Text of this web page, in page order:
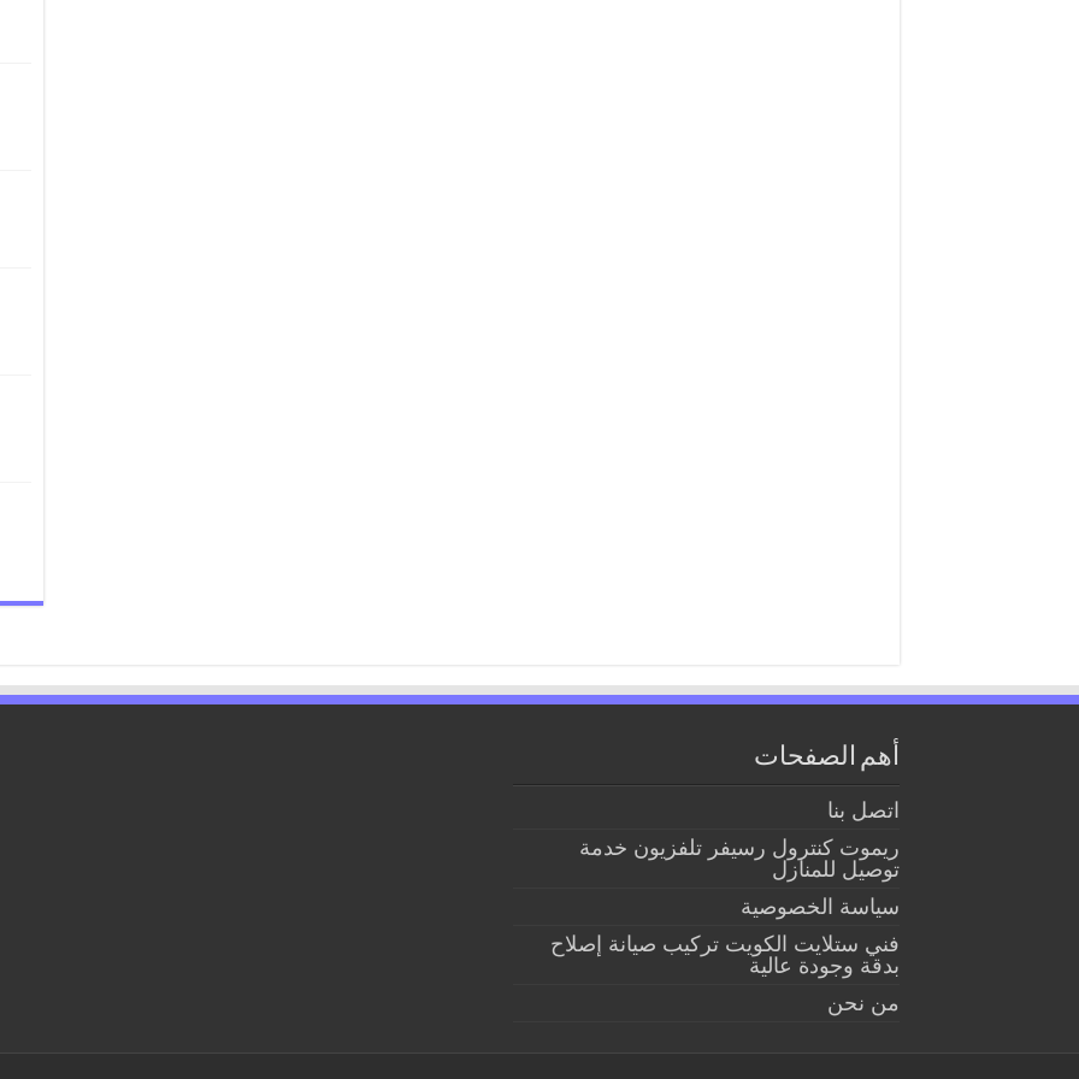
أهم الصفحات
اتصل بنا
ريموت كنترول رسيفر تلفزيون خدمة
توصيل للمنازل
سياسة الخصوصية
فني ستلايت الكويت تركيب صيانة إصلاح
بدقة وجودة عالية
من نحن